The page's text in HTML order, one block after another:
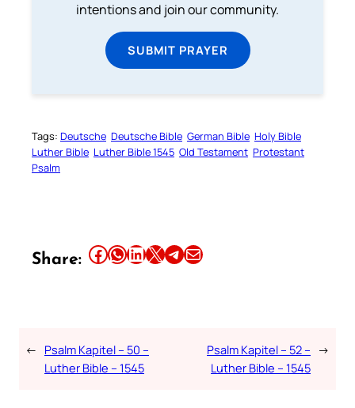
intentions and join our community.
SUBMIT PRAYER
Tags: Deutsche Deutsche Bible German Bible Holy Bible
Luther Bible Luther Bible 1545 Old Testament Protestant
Psalm
Share: Share this article on Facebook Share this article on WhatsApp Share this article on LinkedIn Share this article on X Share this article on TelegramEmail this Article
← Psalm Kapitel – 50 –
Luther Bible – 1545
Psalm Kapitel – 52 –
Luther Bible – 1545
→